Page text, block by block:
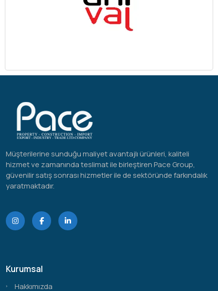
Müşterilerine sunduğu maliyet avantajlı ürünleri, kaliteli
hizmet ve zamanında teslimat ile birleştiren Pace Group,
güvenilir satış sonrası hizmetler ile de sektöründe farkındalık
yaratmaktadır.
Kurumsal
Hakkımızda